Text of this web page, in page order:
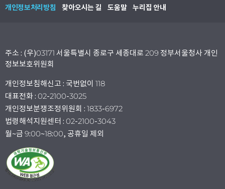
개인정보처리방침 찾아오시는 길 도움말 누리집 안내
주소 : (우)03171 서울특별시 종로구 세종대로 209 정부서울청사 개인
정보보호위원회
개인정보침해신고 : 국번없이 118
대표전화 : 02-2100-3025
개인정보분쟁조정위원회 : 1833-6972
법령해석지원센터 : 02-2100-3043
월~금 9:00~18:00, 공휴일 제외